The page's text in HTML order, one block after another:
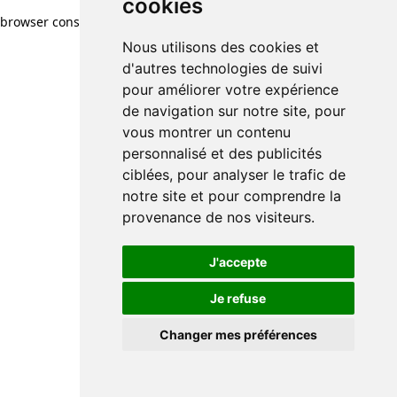
cookies
Nous utilisons des cookies et
d'autres technologies de suivi
pour améliorer votre expérience
de navigation sur notre site, pour
vous montrer un contenu
personnalisé et des publicités
ciblées, pour analyser le trafic de
notre site et pour comprendre la
provenance de nos visiteurs.
J'accepte
Je refuse
Changer mes préférences
browser console for more information)